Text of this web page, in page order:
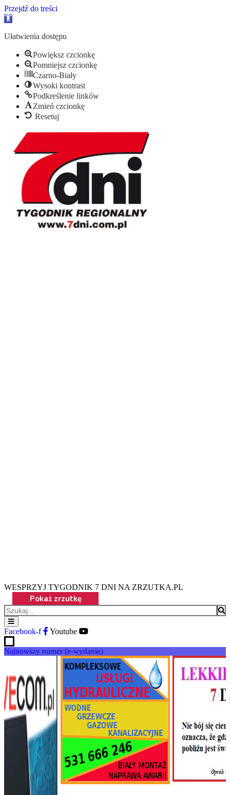
Przejdź do treści
Otwórz
narzędzi
Ułatwienia dostępu
Powiększ czcionkę
Pomniejsz czcionkę
Czarno-Biały
Wysoki kontrast
Podkreślenie linków
Zmień czcionkę
Resetuj
WESPRZYJ TYGODNIK 7 DNI NA ZRZUTKA.PL
Facebook-f Youtube
Najnowszy numer (e-wydanie)